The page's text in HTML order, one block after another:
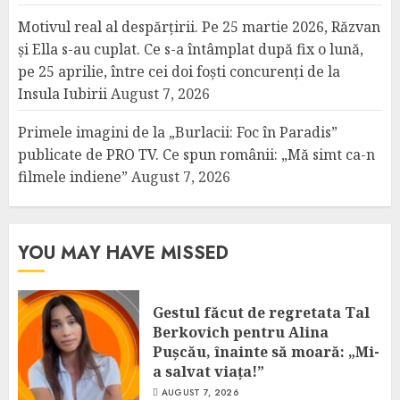
Motivul real al despărțirii. Pe 25 martie 2026, Răzvan
și Ella s-au cuplat. Ce s-a întâmplat după fix o lună,
pe 25 aprilie, între cei doi foști concurenți de la
Insula IubiriiAugust 7, 2026
Primele imagini de la „Burlacii: Foc în Paradis”
publicate de PRO TV. Ce spun românii: „Mă simt ca-n
filmele indiene” August 7, 2026
YOU MAY HAVE MISSED
Gestul făcut de regretata Tal
Berkovich pentru Alina
Pușcău, înainte să moară: „Mi-
a salvat viața!”
AUGUST 7, 2026